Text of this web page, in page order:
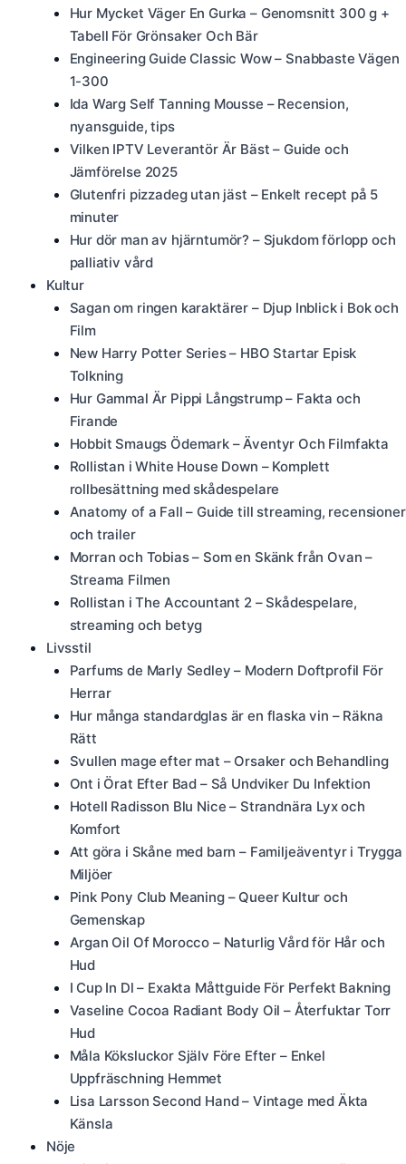
Hur Mycket Väger En Gurka – Genomsnitt 300 g +
Tabell För Grönsaker Och Bär
Engineering Guide Classic Wow – Snabbaste Vägen
1-300
Ida Warg Self Tanning Mousse – Recension,
nyansguide, tips
Vilken IPTV Leverantör Är Bäst – Guide och
Jämförelse 2025
Glutenfri pizzadeg utan jäst – Enkelt recept på 5
minuter
Hur dör man av hjärntumör? – Sjukdom förlopp och
palliativ vård
Kultur
Sagan om ringen karaktärer – Djup Inblick i Bok och
Film
New Harry Potter Series – HBO Startar Episk
Tolkning
Hur Gammal Är Pippi Långstrump – Fakta och
Firande
Hobbit Smaugs Ödemark – Äventyr Och Filmfakta
Rollistan i White House Down – Komplett
rollbesättning med skådespelare
Anatomy of a Fall – Guide till streaming, recensioner
och trailer
Morran och Tobias – Som en Skänk från Ovan –
Streama Filmen
Rollistan i The Accountant 2 – Skådespelare,
streaming och betyg
Livsstil
Parfums de Marly Sedley – Modern Doftprofil För
Herrar
Hur många standardglas är en flaska vin – Räkna
Rätt
Svullen mage efter mat – Orsaker och Behandling
Ont i Örat Efter Bad – Så Undviker Du Infektion
Hotell Radisson Blu Nice – Strandnära Lyx och
Komfort
Att göra i Skåne med barn – Familjeäventyr i Trygga
Miljöer
Pink Pony Club Meaning – Queer Kultur och
Gemenskap
Argan Oil Of Morocco – Naturlig Vård för Hår och
Hud
I Cup In Dl – Exakta Måttguide För Perfekt Bakning
Vaseline Cocoa Radiant Body Oil – Återfuktar Torr
Hud
Måla Köksluckor Själv Före Efter – Enkel
Uppfräschning Hemmet
Lisa Larsson Second Hand – Vintage med Äkta
Känsla
Nöje